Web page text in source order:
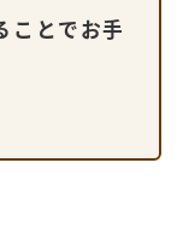
ことでお手